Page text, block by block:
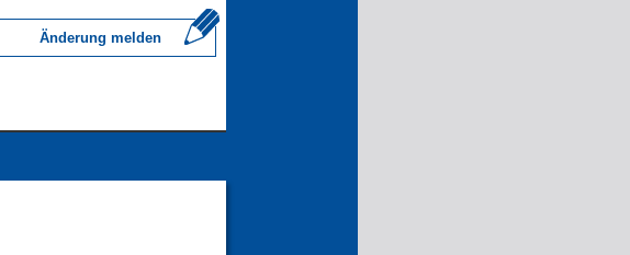
Änderung melden